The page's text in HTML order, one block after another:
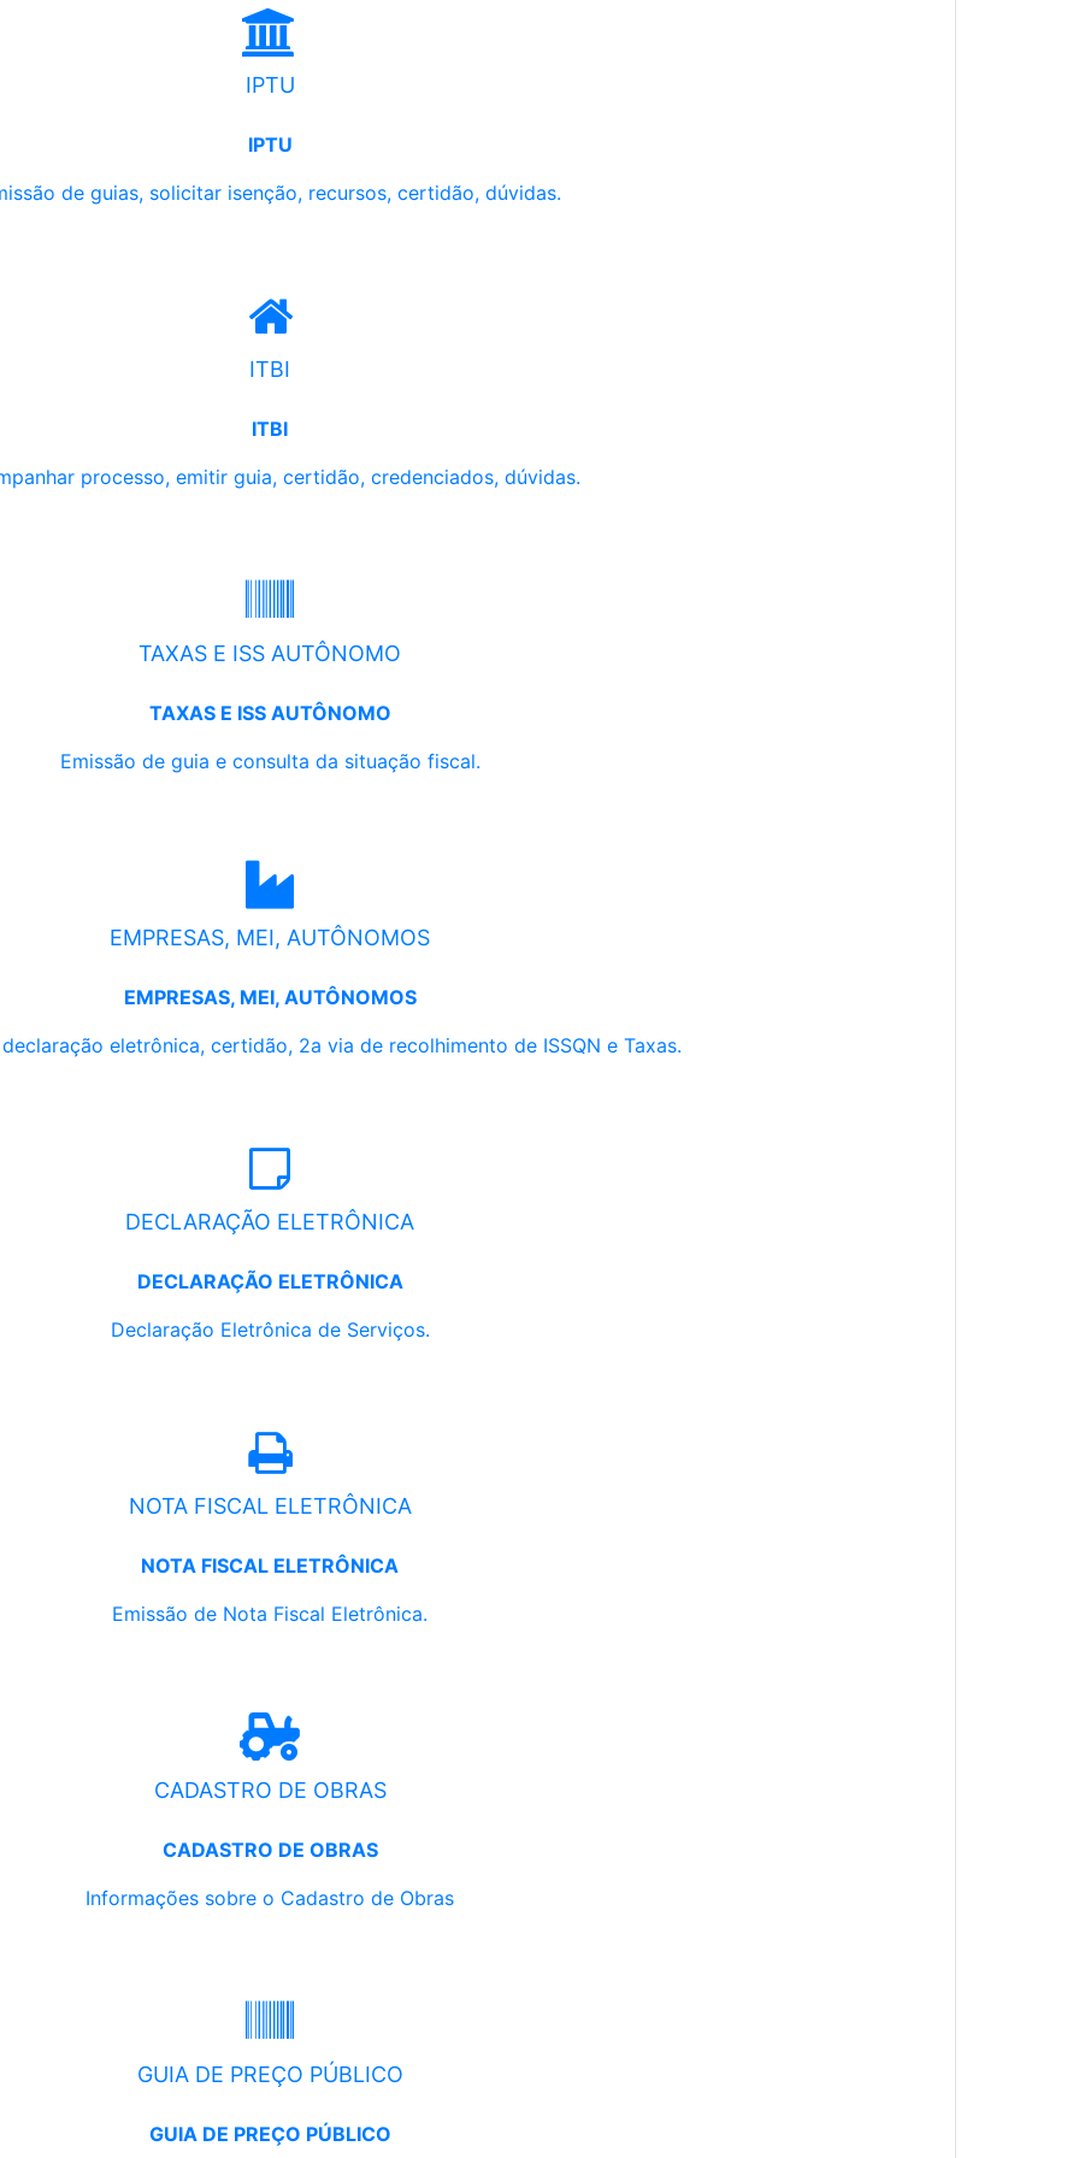
IPTU
IPTU
de guias, solicitar isenção, recursos, certidão, dúvidas.
ITBI
ITBI
processo, emitir guia, certidão, credenciados, dúvidas.
TAXAS E ISS AUTÔNOMO
TAXAS E ISS AUTÔNOMO
Emissão de guia e consulta da situação fiscal.
EMPRESAS, MEI, AUTÔNOMOS
EMPRESAS, MEI, AUTÔNOMOS
eletrônica, certidão, 2a via de recolhimento de ISSQN e Taxas.
DECLARAÇÃO ELETRÔNICA
DECLARAÇÃO ELETRÔNICA
Declaração Eletrônica de Serviços.
NOTA FISCAL ELETRÔNICA
NOTA FISCAL ELETRÔNICA
Emissão de Nota Fiscal Eletrônica.
CADASTRO DE OBRAS
CADASTRO DE OBRAS
Informações sobre o Cadastro de Obras
GUIA DE PREÇO PÚBLICO
GUIA DE PREÇO PÚBLICO